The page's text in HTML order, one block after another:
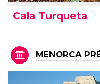
Cala Turqueta
MENORCA